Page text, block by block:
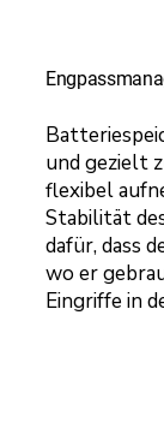
und gezielt
flexibel
Stabilität
dafür, dass
wo er
Eingriffe in